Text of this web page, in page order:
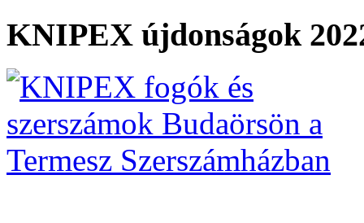
KNIPEX újdonságok